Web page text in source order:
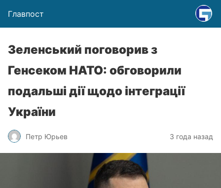
Главпост
Зеленський поговорив з
Генсеком НАТО: обговорили
подальші дії щодо інтеграції
України
Петр Юрьев 3 года назад